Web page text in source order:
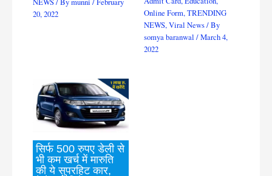
20, 2022
Online Form,TRENDING
NEWS,Viral News/ By
somya baranwal /March 4,
2022
सिर्फ 500 रुपए डेली से
भी कम खर्च में मारुति
की ये सुपरहिट कार,